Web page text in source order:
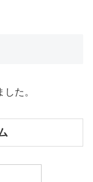
た。